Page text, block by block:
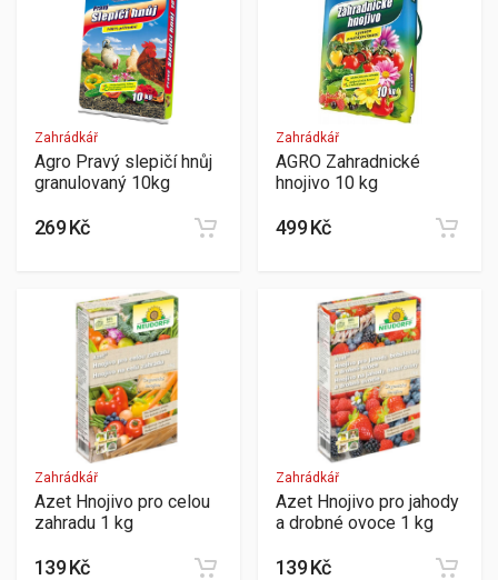
Zahrádkář
Agro Pravý slepičí hnůj
granulovaný 10kg
269 Kč
Zahrádkář
AGRO Zahradnické
hnojivo 10 kg
499 Kč
Zahrádkář
Azet Hnojivo pro celou
zahradu 1 kg
139 Kč
Zahrádkář
Azet Hnojivo pro jahody
a drobné ovoce 1 kg
139 Kč